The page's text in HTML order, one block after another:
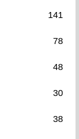
141
78
48
30
38